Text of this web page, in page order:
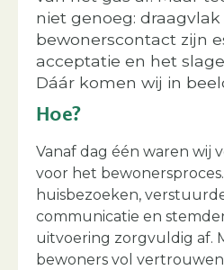
niet genoeg:
bewonerscontact zijn
acceptatie en het
Dáár komen wij in
Hoe?
Vanaf dag één waren wij
voor het
huisbezoeken,
communicatie en
uitvoering zorgvuldig af.
bewoners vol